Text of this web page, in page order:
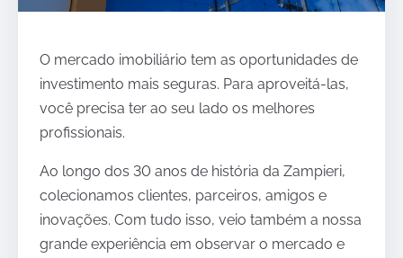
O mercado imobiliário tem as oportunidades de
investimento mais seguras. Para aproveitá-las,
você precisa ter ao seu lado os melhores
profissionais.
Ao longo dos 30 anos de história da Zampieri,
colecionamos clientes, parceiros, amigos e
inovações. Com tudo isso, veio também a nossa
grande experiência em observar o mercado e